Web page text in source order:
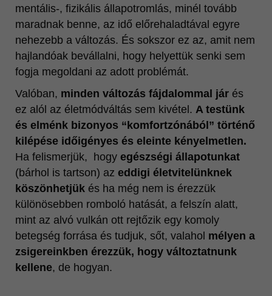
mentális-, fizikális állapotromlás, minél tovább
maradnak benne, az idő előrehaladtával egyre
nehezebb a változás. És sokszor ez az, amit nem
hajlandóak bevállalni, hogy helyettük senki sem
fogja megoldani az adott problémát.
Valóban, minden változás fájdalommal jár és
ez alól az életmódváltás sem kivétel. A testünk
és elménk bizonyos “komfortzónából” történő
kilépése időigényes és eleinte kényelmetlen.
Ha felismerjük, hogy egészségi állapotunkat
(bárhol is tartson) az eddigi életvitelünknek
köszönhetjük és ha még nem is érezzük
különösebben romboló hatását, a felszín alatt,
mint az alvó vulkán ott rejtőzik egy komoly
betegség forrása és tudjuk, sőt, valahol mélyen a
zsigereinkben érezzük, hogy változtatnunk
kellene, de hogyan.